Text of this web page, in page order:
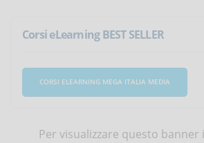
Corsi eLearning BEST SELLER
CORSI ELEARNING MEGA ITALIA MEDIA
Per visualizzare questo